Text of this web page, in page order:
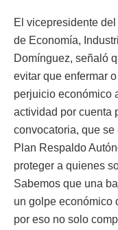
El vicepresidente
de Economía,
Domínguez, señaló
evitar que enfermar
perjuicio económico
actividad por cuenta
convocatoria, que se
Plan Respaldo
proteger a quienes
Sabemos que una
un golpe económico
por eso no solo